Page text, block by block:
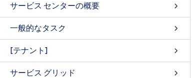
サービス センターの概要
一般的なタスク
[テナント]
サービス グリッド